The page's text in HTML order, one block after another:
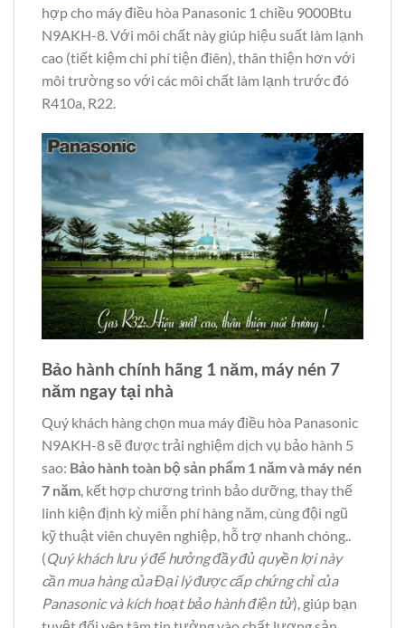
hợp cho máy điều hòa Panasonic 1 chiều 9000Btu
N9AKH-8. Với môi chất này giúp hiệu suất làm lạnh
cao (tiết kiệm chi phí tiện điên), thân thiện hơn với
môi trường so với các môi chất làm lạnh trước đó
R410a, R22.
Bảo hành chính hãng 1 năm, máy nén 7
năm ngay tại nhà
Quý khách hàng chọn mua máy điều hòa Panasonic
N9AKH-8 sẽ được trải nghiệm dịch vụ bảo hành 5
sao: Bảo hành toàn bộ sản phẩm 1 năm và máy nén
7 năm , kết hợp chương trình bảo dưỡng, thay thế
linh kiện định kỳ miễn phí hàng năm, cùng đội ngũ
kỹ thuật viên chuyên nghiệp, hỗ trợ nhanh chóng..
(Quý khách lưu ý để hưởng đầy đủ quyền lợi này
cần mua hàng của Đại lý được cấp chứng chỉ của
Panasonic và kích hoạt bảo hành điện tử), giúp bạn